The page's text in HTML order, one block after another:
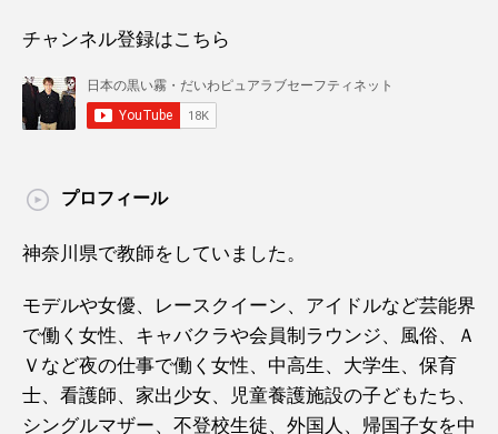
チャンネル登録はこちら
プロフィール
神奈川県で教師をしていました。
モデルや女優、レースクイーン、アイドルなど芸能界
で働く女性、キャバクラや会員制ラウンジ、風俗、Ａ
Ｖなど夜の仕事で働く女性、中高生、大学生、保育
士、看護師、家出少女、児童養護施設の子どもたち、
シングルマザー、不登校生徒、外国人、帰国子女を中